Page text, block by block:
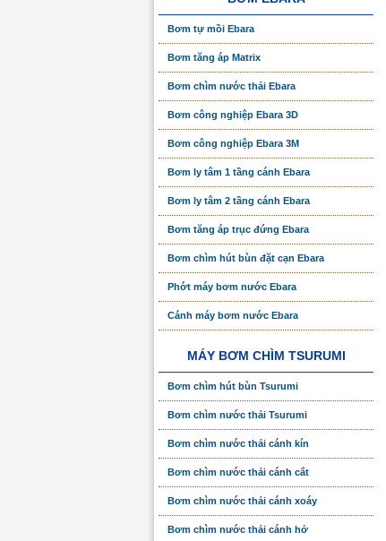
Bơm tự mồi Ebara
Bơm tăng áp Matrix
Bơm chìm nước thải Ebara
Bơm công nghiệp Ebara 3D
Bơm công nghiệp Ebara 3M
Bơm ly tâm 1 tầng cánh Ebara
Bơm ly tâm 2 tầng cánh Ebara
Bơm tăng áp trục đứng Ebara
Bơm chìm hút bùn đặt cạn Ebara
Phớt máy bơm nước Ebara
Cánh máy bơm nước Ebara
MÁY BƠM CHÌM TSURUMI
Bơm chìm hút bùn Tsurumi
Bơm chìm nước thải Tsurumi
Bơm chìm nước thải cánh kín
Bơm chìm nước thải cánh cắt
Bơm chìm nước thải cánh xoáy
Bơm chìm nước thải cánh hở